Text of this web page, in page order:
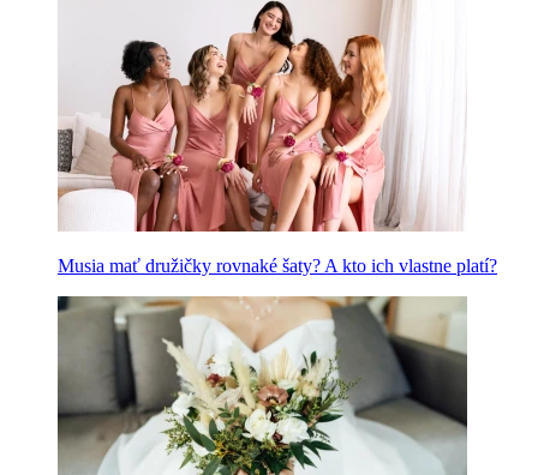
Musia mať družičky rovnaké šaty? A kto ich vlastne platí?